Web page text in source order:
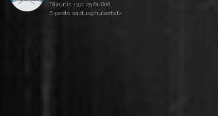
Tālrunis: +371 25 611808
E-pasts: saldus@huberts.lv